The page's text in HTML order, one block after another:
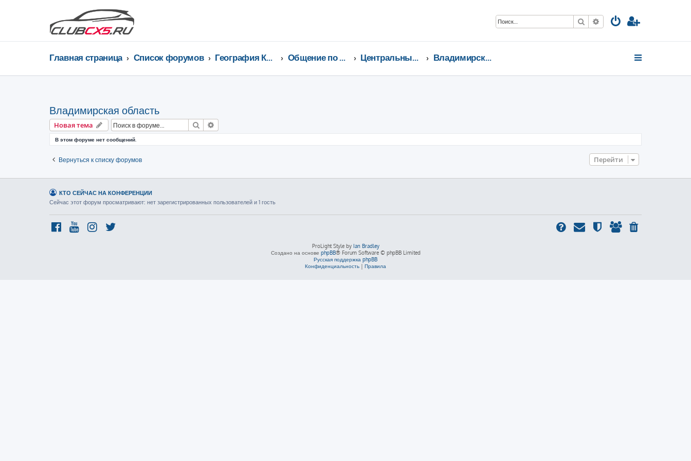
Поиск Расширенный поиск
Главная страница Список форумов География Клуба CX-5 CLUB Общение по регионам Центральный федеральный округ Владимирская область
Владимирская область
Новая тема Поиск
В этом форуме нет сообщений.
Вернуться к списку форумов Перейти
КТО СЕЙЧАС НА КОНФЕРЕНЦИИ
Сейчас этот форум просматривают: нет зарегистрированных пользователей и 1 гость
ProLight Style by Ian Bradley
Создано на основе phpBB® Forum Software © phpBB Limited
Русская поддержка phpBB
Конфиденциальность | Правила